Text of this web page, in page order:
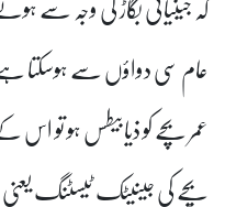
عام سی دواؤں سے ہوسکتا
عمر بچے کو ذیابیطس ہو تو
بچے کی جینیٹک ٹیسٹنگ یعنی